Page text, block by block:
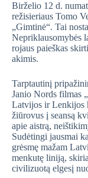
Birželio 12 d.
režisieriaus Tomo
„Gimtinė“. Tai
Nepriklausomybės
rojaus paieškas
akimis.
Tarptautinį
Janio Nords filmas
Latvijos ir Lenkijos
žiūrovus į seansą
apie aistrą,
Sudėtingi jausmai
grėsmę mažam
menkutę liniją,
civilizuotą elgesį